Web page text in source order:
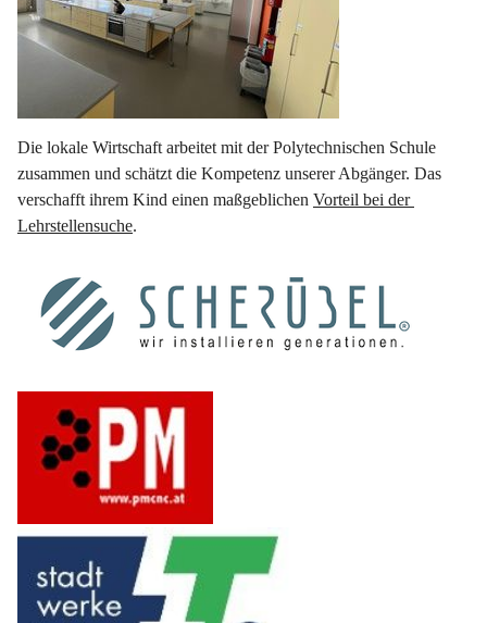
Die lokale Wirtschaft arbeitet mit der Polytechnischen Schule
zusammen und schätzt die Kompetenz unserer Abgänger. Das
verschafft ihrem Kind einen maßgeblichen Vorteil bei der
Lehrstellensuche.